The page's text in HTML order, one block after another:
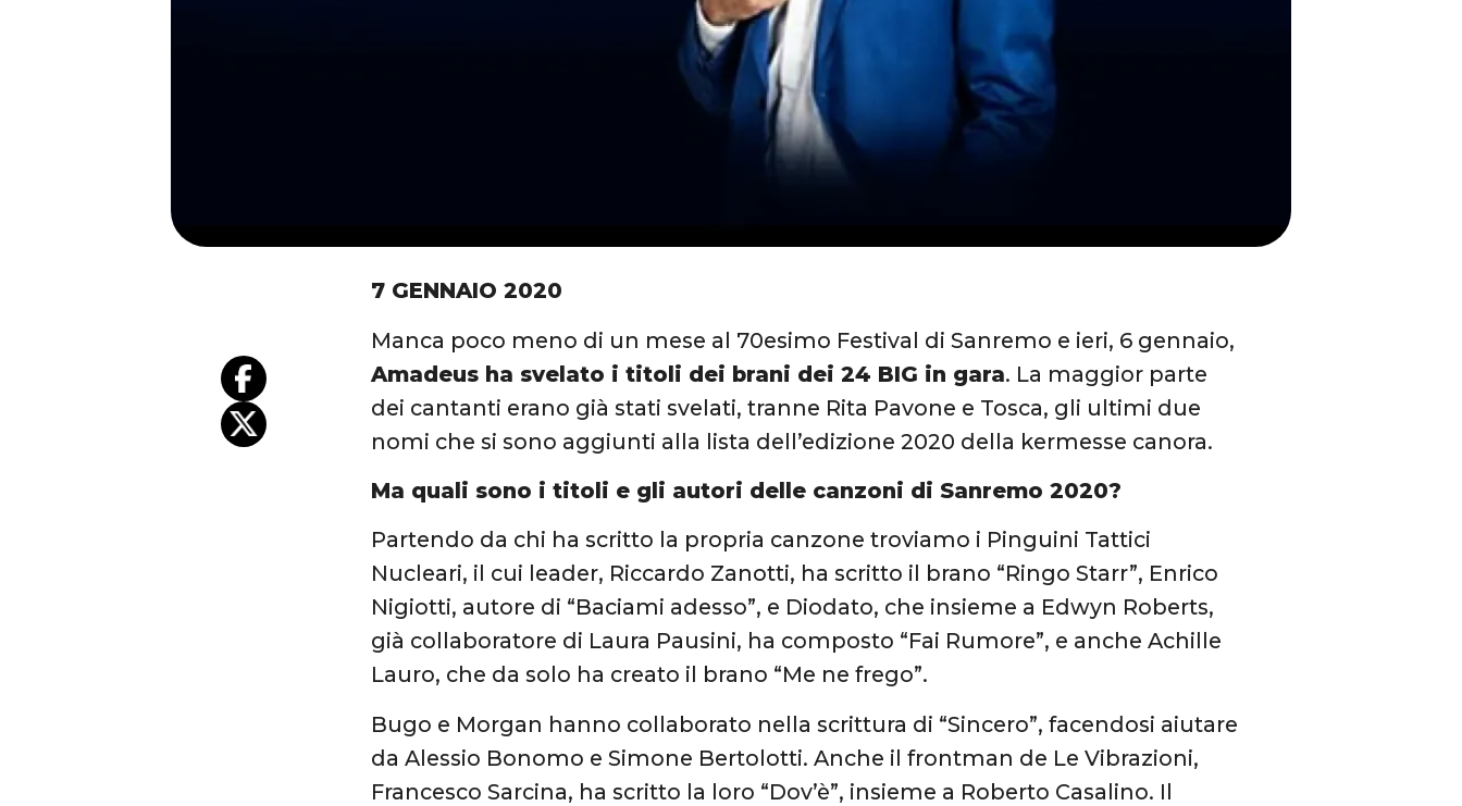
7 GENNAIO 2020
Manca poco meno di un mese al 70esimo Festival di Sanremo e ieri, 6 gennaio,
Amadeus ha svelato i titoli dei brani dei 24 BIG in gara. La maggior parte
dei cantanti erano già stati svelati, tranne Rita Pavone e Tosca, gli ultimi due
nomi che si sono aggiunti alla lista dell’edizione 2020 della kermesse canora.
Ma quali sono i titoli e gli autori delle canzoni di Sanremo 2020?
Partendo da chi ha scritto la propria canzone troviamo i Pinguini Tattici
Nucleari, il cui leader, Riccardo Zanotti, ha scritto il brano “Ringo Starr”, Enrico
Nigiotti, autore di “Baciami adesso”, e Diodato, che insieme a Edwyn Roberts,
già collaboratore di Laura Pausini, ha composto “Fai Rumore”, e anche Achille
Lauro, che da solo ha creato il brano “Me ne frego”.
Bugo e Morgan hanno collaborato nella scrittura di “Sincero”, facendosi aiutare
da Alessio Bonomo e Simone Bertolotti. Anche il frontman de Le Vibrazioni,
Francesco Sarcina, ha scritto la loro “Dov’è”, insieme a Roberto Casalino. Il